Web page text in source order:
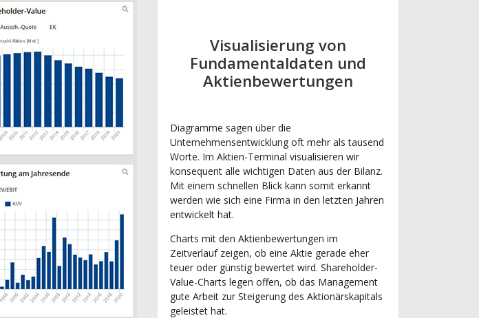
Visualisierung von
Fundamentaldaten und
Aktienbewertungen
Diagramme sagen über die
Unternehmensentwicklung oft mehr als tausend
Worte. Im Aktien-Terminal visualisieren wir
konsequent alle wichtigen Daten aus der Bilanz.
Mit einem schnellen Blick kann somit erkannt
werden wie sich eine Firma in den letzten Jahren
entwickelt hat.
Charts mit den Aktienbewertungen im
Zeitverlauf zeigen, ob eine Aktie gerade eher
teuer oder günstig bewertet wird. Shareholder-
Value-Charts legen offen, ob das Management
gute Arbeit zur Steigerung des Aktionärskapitals
geleistet hat.